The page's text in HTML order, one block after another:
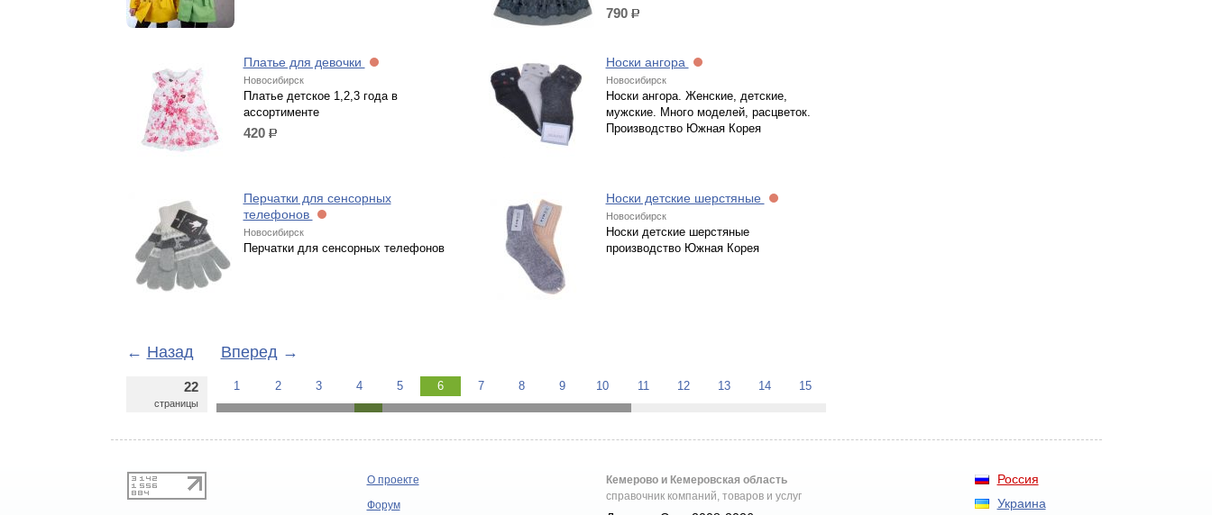
790 р.
Платье для девочки
Новосибирск
Платье детское 1,2,3 года в
ассортименте
420 р.
Носки ангора
Новосибирск
Носки ангора. Женские, детские,
мужские. Много моделей, расцветок.
Производство Южная Корея
Перчатки для сенсорных
телефонов
Новосибирск
Перчатки для сенсорных телефонов
Носки детские шерстяные
Новосибирск
Носки детские шерстяные
производство Южная Корея
← Назад Вперед→
22
страницы
1 2 3 4 5 6 7 8 9 10 11 12 13 14 15
Россия
Украина
О проекте
Форум
Кемерово и Кемеровская область
справочник компаний, товаров и услуг